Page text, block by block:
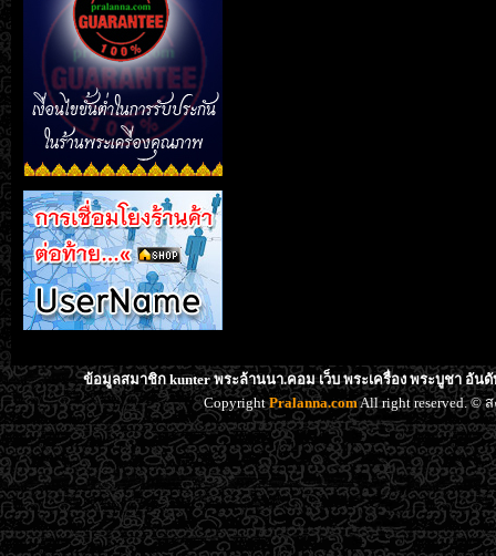
ข้อมูลสมาชิก kunter พระล้านนา.คอม เว็บ พระเครื่อง พระบูชา อัน
CopyrightPralanna.comAll right reserved. ©